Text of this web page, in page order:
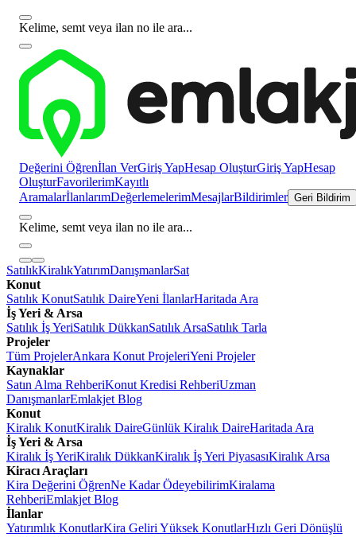
Kelime, semt veya ilan no ile ara...
Değerini Öğrenİlan VerGiriş YapHesap OluşturGiriş YapHesap
OluşturFavorilerimKayıtlı
AramalarİlanlarımDeğerlemelerimMesajlarBildirimler Geri Bildirim
Kelime, semt veya ilan no ile ara...
SatılıkKiralıkYatırımDanışmanlarSat
Konut
Satılık KonutSatılık DaireYeni İlanlarHaritada Ara
İş Yeri & Arsa
Satılık İş YeriSatılık DükkanSatılık ArsaSatılık Tarla
Projeler
Tüm ProjelerAnkara Konut ProjeleriYeni Projeler
Kaynaklar
Satın Alma RehberiKonut Kredisi RehberiUzman
DanışmanlarEmlakjet Blog
Konut
Kiralık KonutKiralık DaireGünlük Kiralık DaireHaritada Ara
İş Yeri & Arsa
Kiralık İş YeriKiralık DükkanKiralık İş Yeri PiyasasıKiralık Arsa
Kiracı Araçları
Kira Değerini ÖğrenNe Kadar ÖdeyebilirimKiralama
RehberiEmlakjet Blog
İlanlar
Yatırımlık KonutlarKira Geliri Yüksek KonutlarHızlı Geri Dönüşlü